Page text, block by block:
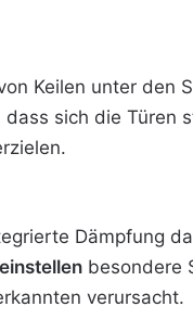
Keilen unter den
sich die Türen
Dämpfung
besondere
verursacht.